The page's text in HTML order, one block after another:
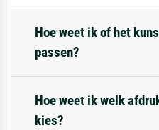
Hoe weet ik of het
passen?
Hoe weet ik welk
kies?